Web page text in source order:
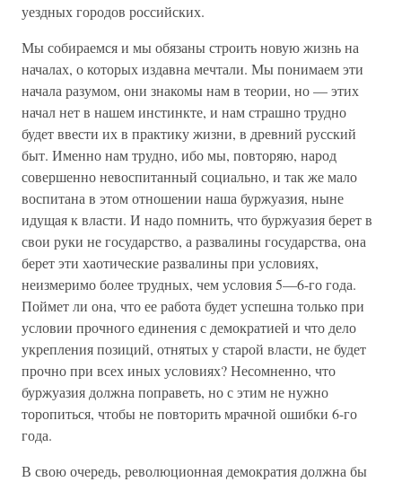
уездных городов российских.
Мы собираемся и мы обязаны строить новую жизнь на
началах, о которых издавна мечтали. Мы понимаем эти
начала разумом, они знакомы нам в теории, но — этих
начал нет в нашем инстинкте, и нам страшно трудно
будет ввести их в практику жизни, в древний русский
быт. Именно нам трудно, ибо мы, повторяю, народ
совершенно невоспитанный социально, и так же мало
воспитана в этом отношении наша буржуазия, ныне
идущая к власти. И надо помнить, что буржуазия берет в
свои руки не государство, а развалины государства, она
берет эти хаотические развалины при условиях,
неизмеримо более трудных, чем условия 5—6-го года.
Поймет ли она, что ее работа будет успешна только при
условии прочного единения с демократией и что дело
укрепления позиций, отнятых у старой власти, не будет
прочно при всех иных условиях? Несомненно, что
буржуазия должна поправеть, но с этим не нужно
торопиться, чтобы не повторить мрачной ошибки 6-го
года.
В свою очередь, революционная демократия должна бы